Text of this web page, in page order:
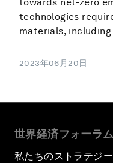
technologies
materials,
2023年06月20日
世界経済フォーラ
私たちのストラテジー